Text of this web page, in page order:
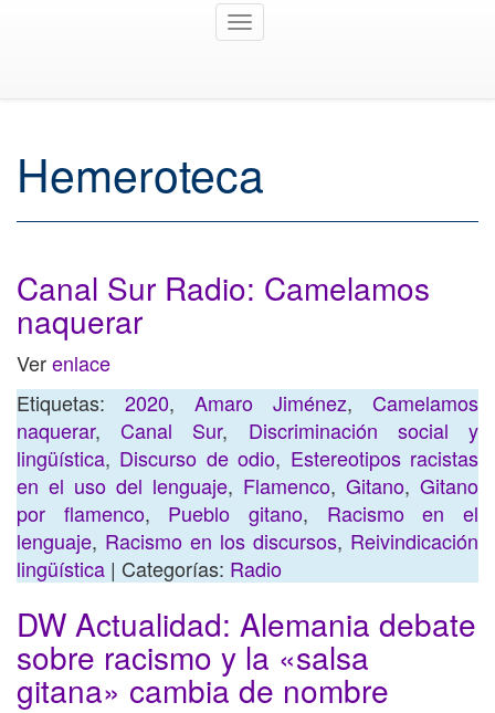
Toggle
Hemeroteca
Canal Sur Radio: Camelamos
naquerar
Verenlace
Etiquetas: 2020, Amaro Jiménez, Camelamos
naquerar,Canal Sur, Discriminación social y
lingüística, Discurso de odio, Estereotipos racistas
en el uso del lenguaje, Flamenco, Gitano, Gitano
por flamenco, Pueblo gitano, Racismo en el
lenguaje, Racismo en los discursos, Reivindicación
lingüística | Categorías: Radio
DW Actualidad: Alemania debate
sobre racismo y la «salsa
gitana» cambia de nombre